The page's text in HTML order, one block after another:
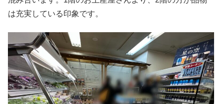
は充実している印象です。